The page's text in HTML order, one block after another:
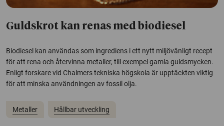
Guldskrot kan renas med biodiesel
Biodiesel kan användas som ingrediens i ett nytt miljövänligt recept
för att rena och återvinna metaller, till exempel gamla guldsmycken.
Enligt forskare vid Chalmers tekniska högskola är upptäckten viktig
för att minska användningen av fossil olja.
Metaller Hållbar utveckling